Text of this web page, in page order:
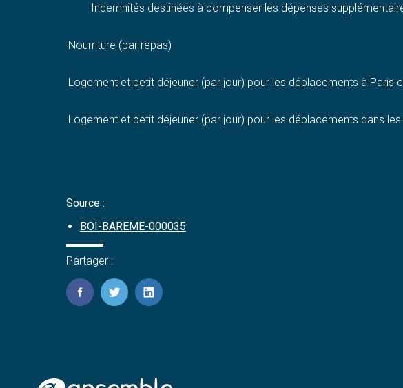
Indemnités destinées à compenser les dépenses
Nourriture (par repas)
Logement et petit déjeuner (par jour) pour les déplacements à Paris
Logement et petit déjeuner (par jour) pour les déplacements dans
Source :
BOI-BAREME-000035
Partager :
FaceBook
TwitterLinkedIn